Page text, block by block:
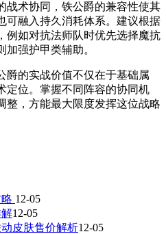
战术协同，铁公爵的兼容性使其
可融入持久消耗体系。建议根据
例如对抗法师队时优先选择魔抗
强护甲类辅助。
爵的实战价值不仅在于基础属
定位。掌握不同阵容的协同机
整，方能最大限度发挥这位战略
12-05
12-05
皮肤售价解析12-05